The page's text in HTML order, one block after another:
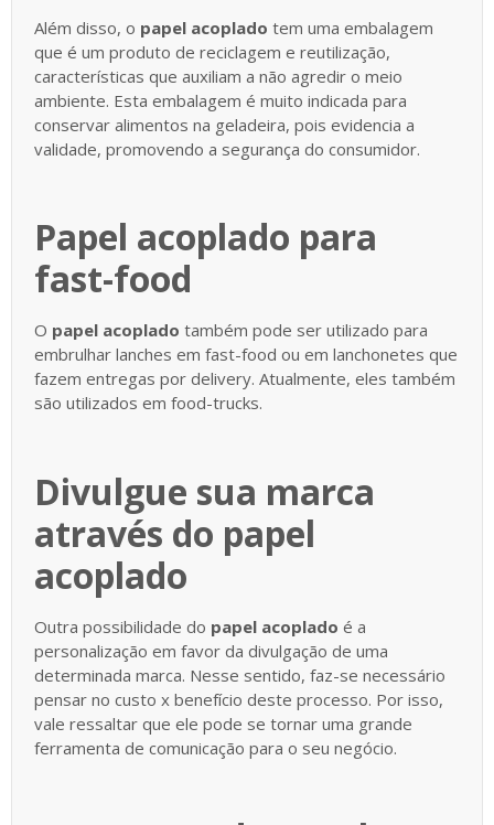
Além disso, o papel acoplado tem uma embalagem
que é um produto de reciclagem e reutilização,
características que auxiliam a não agredir o meio
ambiente. Esta embalagem é muito indicada para
conservar alimentos na geladeira, pois evidencia a
validade, promovendo a segurança do consumidor.
Papel acoplado para
fast-food
O papel acoplado também pode ser utilizado para
embrulhar lanches em fast-food ou em lanchonetes que
fazem entregas por delivery. Atualmente, eles também
são utilizados em food-trucks.
Divulgue sua marca
através do papel
acoplado
Outra possibilidade do papel acoplado é a
personalização em favor da divulgação de uma
determinada marca. Nesse sentido, faz-se necessário
pensar no custo x benefício deste processo. Por isso,
vale ressaltar que ele pode se tornar uma grande
ferramenta de comunicação para o seu negócio.